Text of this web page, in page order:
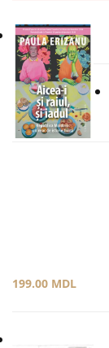
199.00 MDL